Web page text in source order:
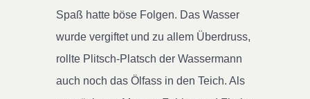
Spaß hatte böse Folgen. Das Wasser
wurde vergiftet und zu allem Überdruss,
rollte Plitsch-Platsch der Wassermann
auch noch das Ölfass in den Teich. Als